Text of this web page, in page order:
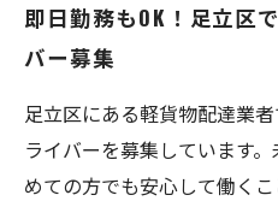
即日勤務もOK！足立区
バー募集
足立区にある軽貨物配達業
ライバーを募集しています
めての方でも安心して働く